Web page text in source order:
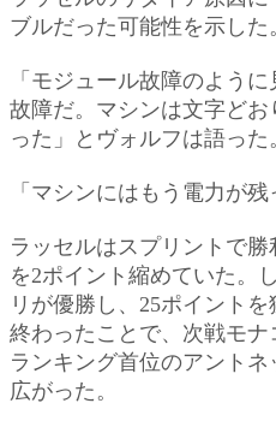
ブルだった可能性を示した
「モジュール故障のよう
故障だ。マシンは文字ど
った」とヴォルフは語った
「マシンにはもう電力が残
ラッセルはスプリントで
を2ポイント縮めていた。
リが優勝し、25ポイント
終わったことで、次戦モ
ランキング首位のアント
広がった。